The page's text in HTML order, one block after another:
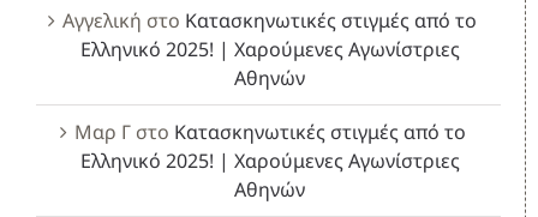
Αγγελική στο Κατασκηνωτικές στιγμές από το
Ελληνικό 2025! | Χαρούμενες Αγωνίστριες
Αθηνών
Μαρ Γστο Κατασκηνωτικές στιγμές από το
Ελληνικό 2025! | Χαρούμενες Αγωνίστριες
Αθηνών